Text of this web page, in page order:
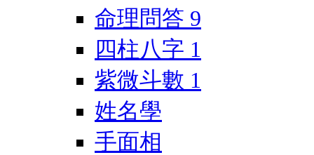
命理問答 9
四柱八字 1
紫微斗數 1
姓名學
手面相